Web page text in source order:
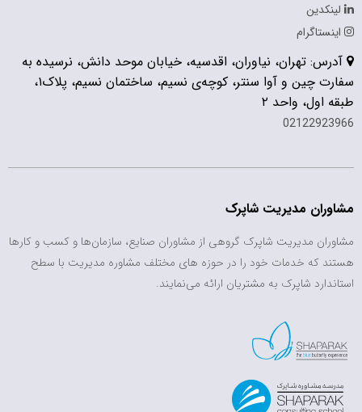
لینکدین
اینستاگرام
آدرس: تهران، نیاوران، اقدسیه، خیابان موحد دانش، نرسیده به
سفارت چین و آوا سنتر، کوچه‌ی نسیم، ساختمان نسیم، پلاک۱،
طبقه اول، واحد ۲
02122923966
مشاوران مدیریت شاپرک
مشاوران مدیریت شاپرک گروهی از مشاوران صنایع، سازمان‌ها و کسب و کارها
هستند که خدمات خود را در حوزه های مختلف مشاوره مدیریت با سطح
استاندارد شاپرک به مشتریان ارائه می‌نمایند.